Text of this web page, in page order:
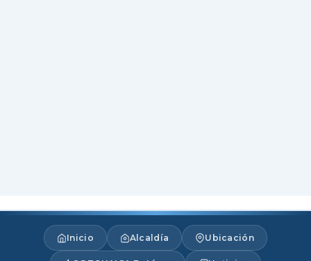
Inicio Alcaldía Ubicación